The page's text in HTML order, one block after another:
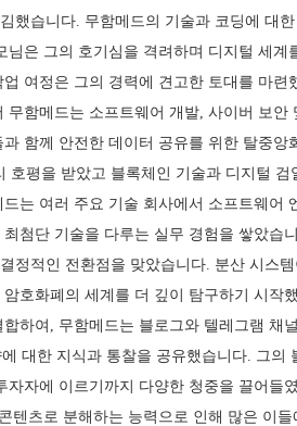
했습니다. 무함메드의 기술과 코딩에 대한
은 그의 호기심을 격려하며 디지털 세계
여정은 그의 경력에 견고한 토대를 마련
함메드는 소프트웨어 개발, 사이버 보안
함께 안전한 데이터 공유를 위한 탈중앙
호평을 받았고 블록체인 기술과 디지털 검
는 여러 주요 기술 회사에서 소프트웨어
첨단 기술을 다루는 실무 경험을 쌓았습
정적인 전환점을 맞았습니다. 분산 시스
호화폐의 세계를 더 깊이 탐구하기 시작
하여, 무함메드는 블로그와 텔레그램 채
대한 지식과 통찰을 공유했습니다. 그의
자에 이르기까지 다양한 청중을 끌어들
텐츠로 분해하는 능력으로 인해 많은 이들